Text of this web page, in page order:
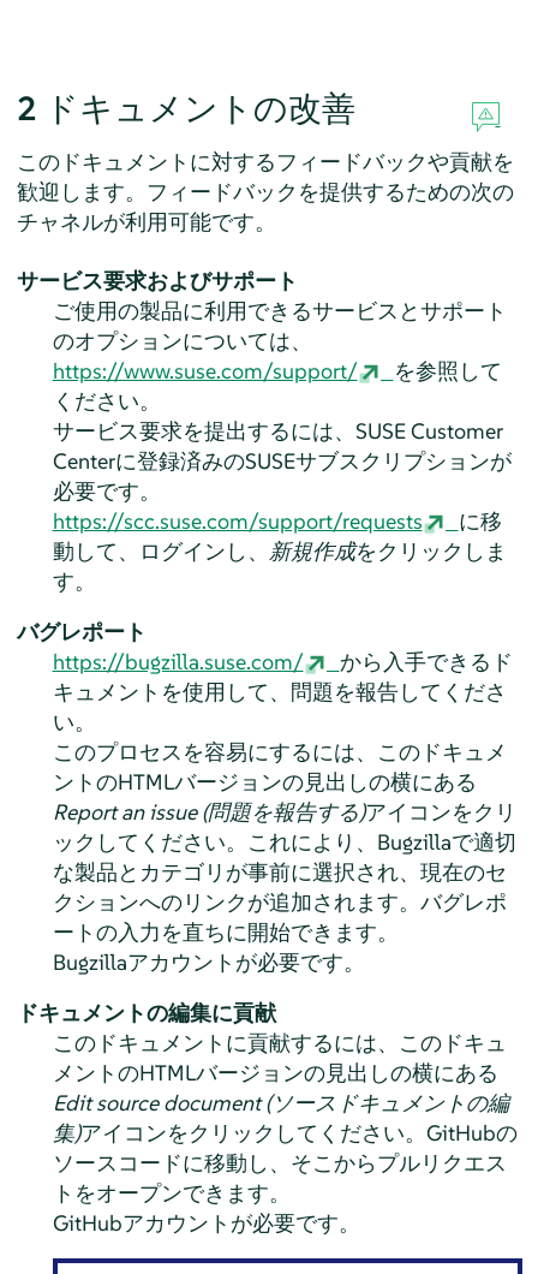
2 ドキュメントの改善
このドキュメントに対するフィードバックや貢献を
歓迎します。フィードバックを提供するための次の
チャネルが利用可能です。
サービス要求およびサポート
ご使用の製品に利用できるサービスとサポート
のオプションについては、
https://www.suse.com/support/
を参照して
ください。
サービス要求を提出するには、SUSE Customer
Centerに登録済みのSUSEサブスクリプションが
必要です。
https://scc.suse.com/support/requests
に移
動して、ログインし、 新規作成をクリックしま
す。
バグレポート
https://bugzilla.suse.com/
から入手できるド
キュメントを使用して、問題を報告してくださ
い。
このプロセスを容易にするには、このドキュメ
ントのHTMLバージョンの見出しの横にある
Report an issue (問題を報告する)アイコンをクリ
ックしてください。これにより、Bugzillaで適切
な製品とカテゴリが事前に選択され、現在のセ
クションへのリンクが追加されます。バグレポ
ートの入力を直ちに開始できます。
Bugzillaアカウントが必要です。
ドキュメントの編集に貢献
このドキュメントに貢献するには、このドキュ
メントのHTMLバージョンの見出しの横にある
Edit source document (ソースドキュメントの編
集)アイコンをクリックしてください。GitHubの
ソースコードに移動し、そこからプルリクエス
トをオープンできます。
GitHubアカウントが必要です。